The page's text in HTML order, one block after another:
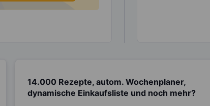
14.000 Rezepte, autom. Wochenplaner,
dynamische Einkaufsliste und noch mehr?